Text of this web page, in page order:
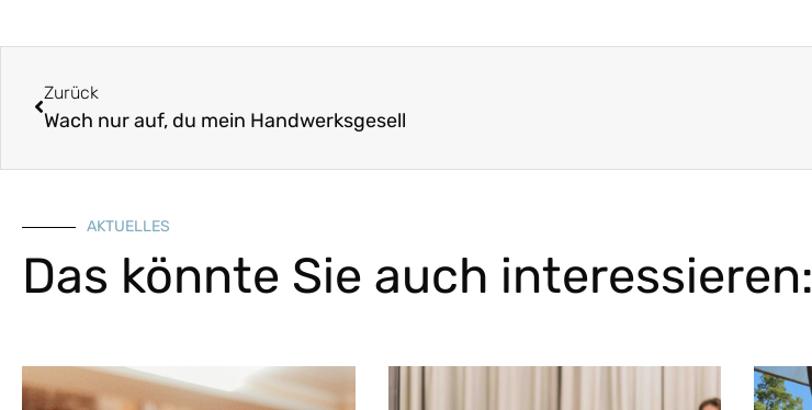
Zurück
Wach nur auf, du mein Handwerksgesell
AKTUELLES
Das könnte Sie auch interessieren: